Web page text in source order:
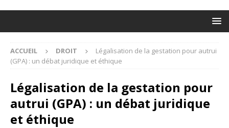
ACCUEIL DROIT
Légalisation de la gestation pour autrui
(GPA) : un débat juridique et éthique
Légalisation de la gestation pour
autrui (GPA) : un débat juridique
et éthique